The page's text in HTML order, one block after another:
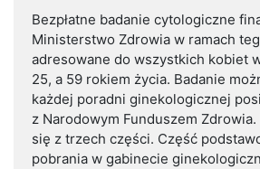
Bezpłatne badanie cytologiczne
Ministerstwo Zdrowia w ramach
adresowane do wszystkich kobiet
25, a 59 rokiem życia. Badanie
każdej poradni ginekologicznej
z Narodowym Funduszem Zdrowia.
się z trzech części. Część
pobrania w gabinecie